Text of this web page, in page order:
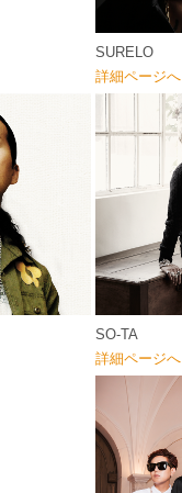
SURELO
詳細ページへ
SO-TA
詳細ページへ